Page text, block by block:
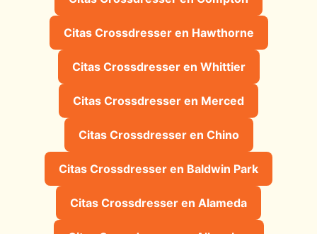
Citas Crossdresser en Hawthorne
Citas Crossdresser en Whittier
Citas Crossdresser en Merced
Citas Crossdresser en Chino
Citas Crossdresser en Baldwin Park
Citas Crossdresser en Alameda